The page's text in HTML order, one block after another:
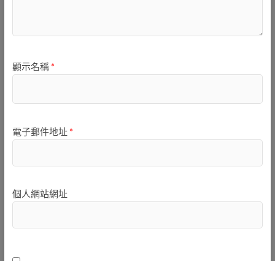
顯示名稱 *
電子郵件地址 *
個人網站網址